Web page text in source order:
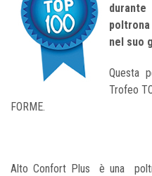
nel suo
Questa
Trofeo
FORME.
Alto Confort Plus è una